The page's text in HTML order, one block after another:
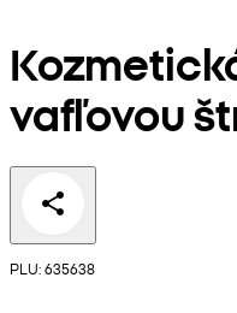
vafľovou
PLU: 635638